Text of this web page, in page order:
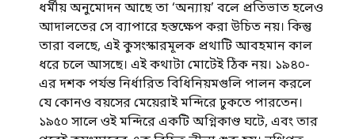
ধর্মীয় অনুমোদন আছে তা ‘অন্যায়’ বলে প্রতিভাত হলেও
আদালতের সে ব্যাপারে হস্তক্ষেপ করা উচিত নয়। কিন্তু
তারা বলছে, এই কুসংস্কারমূলক প্রথাটি আবহমান কাল
ধরে চলে আসছে। এই কথাটা মোটেই ঠিক নয়। ১৯৪০-
এর দশক পর্যন্ত নির্ধারিত বিধিনিয়মগুলি পালন করলে
যে কোনও বয়সের মেয়েরাই মন্দিরে ঢুকতে পারতেন।
১৯৫০ সালে ওই মন্দিরে একটি অগ্নিকাণ্ড ঘটে, এবং তার